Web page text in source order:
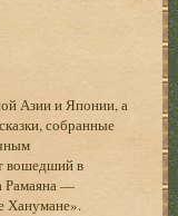
Азии и Японии, а
собранные
вошедший в
Рамаяна —
Ханумане».